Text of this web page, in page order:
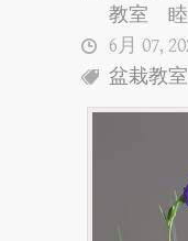
教室 睦
6月 07,
盆栽教